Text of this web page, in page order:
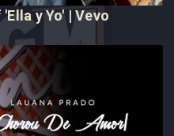
y Yo' | Vevo